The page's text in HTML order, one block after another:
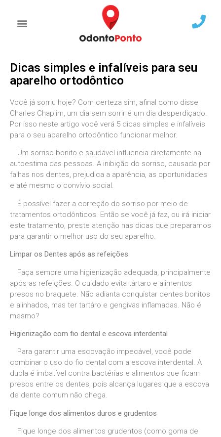
Dicas simples e infalíveis para seu
aparelho ortodôntico
Você já sorriu hoje? Com certeza sim, afinal como disse
Charles Chaplim, um dia sem sorrir é um dia desperdiçado.
Por isso neste artigo você verá 5 dicas simples e infalíveis
para o seu aparelho ortodôntico funcionar melhor.
Um sorriso bonito e saudável influencia diretamente na
autoestima das pessoas. A inibição do sorriso, causada por
falhas nos dentes, prejudica a aparência, as oportunidades
e até mesmo o convívio social.
É possível fazer a correção do sorriso por meio de
tratamentos ortodônticos. Então se você já faz, ou irá iniciar
este tratamento, preste atenção nas dicas que preparamos
para garantir o melhor uso do seu aparelho.
Limpar os Dentes após as refeições
Faça sempre uma higienização adequada, principalmente
após as refeições. O cuidado evita tártaro e alimentos
presos no braquete. Não adianta conquistar dentes bonitos
e alinhados, mas ter tartáro e gengivas inflamadas. Não é
mesmo?
Higienização com fio dental e escova interdental
Para garantir uma escovação impecável, você pode
combinar o uso do fio dental com a escova interdental. A
dupla é imbatível contra bactérias e alimentos que ficam
presos entre os dentes, pois alcança lugares que a escova
de dente comum não chega.
Fique longe dos alimentos duros e grudentos
Fique longe dos alimentos grudentos (como goma de